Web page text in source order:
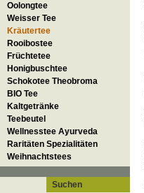
Oolongtee
Weisser Tee
Kräutertee
Rooibostee
Früchtetee
Honigbuschtee
Schokotee Theobroma
BIO Tee
Kaltgetränke
Teebeutel
Wellnesstee Ayurveda
Raritäten Spezialitäten
Weihnachtstees
Suchen